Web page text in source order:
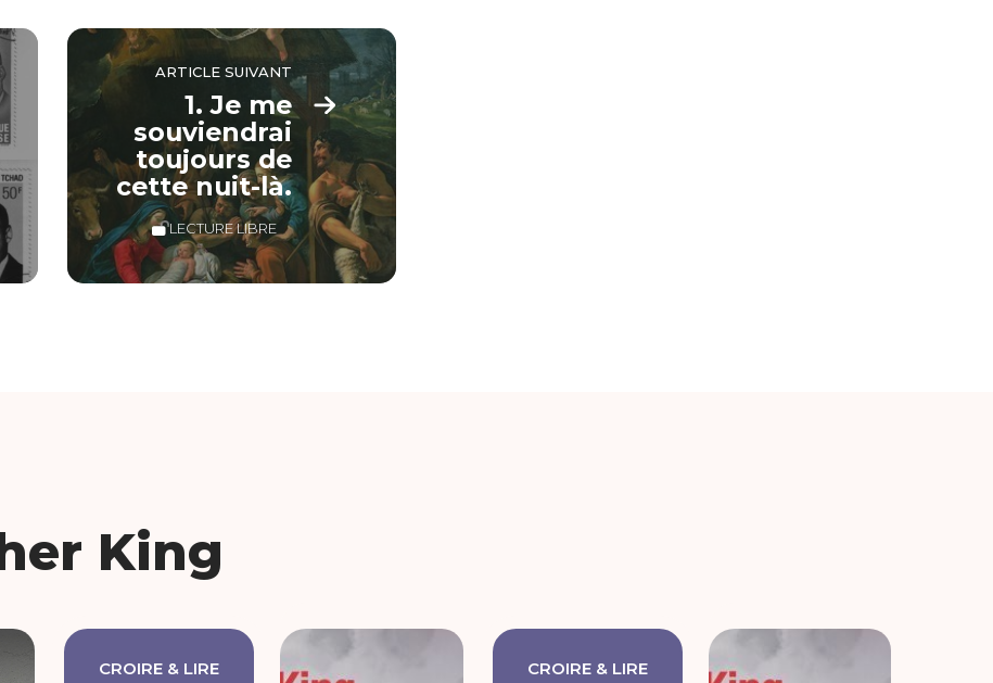
ARTICLE SUIVANT
1. Je me
souviendrai
toujours de
cette nuit-là.
LECTURE LIBRE
King
CROIRE & LIRE CROIRE & LIRE